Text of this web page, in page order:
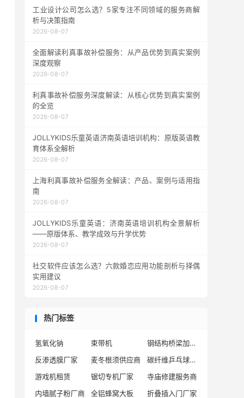
工业设计公司怎么选？5家专注不同领域的服务商解
析与决策指南
2026-08-07
全面解读利真事故补偿服务：从产品优势到真实案例
深度观察
2026-08-07
利真事故补偿服务深度解读：从核心优势到真实案例
的全览
2026-08-07
JOLLYKIDS乐童英语济南英语培训机构：原版英语教
育体系全解析
2026-08-07
上海利真事故补偿服务全解读：产品、案例与适用指
南
2026-08-07
JOLLYKIDS乐童英语：济南英语培训机构全景解析
——原版体系、教学成效与升学优势
2026-08-07
社交软件应该怎么选？六款婚恋应用功能剖析与择偶
实用建议
2026-08-07
热门标签
氢氧化钠 束带机
钢结构桥梁加工厂家
反渗透膜厂家
麦冬根须供应商
碳纤维乒乓球拍底板厂家
游戏机租赁
锯切专机厂家
寺庙修建服务商
内墙腻子粉厂商
全铝蜂窝大板
折叠插入门厂家